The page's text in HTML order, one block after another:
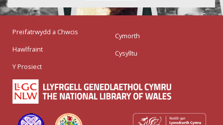
Preifatrwydd a Chwcis
Hawlfraint
Y Prosiect
Cymorth
Cysylltu